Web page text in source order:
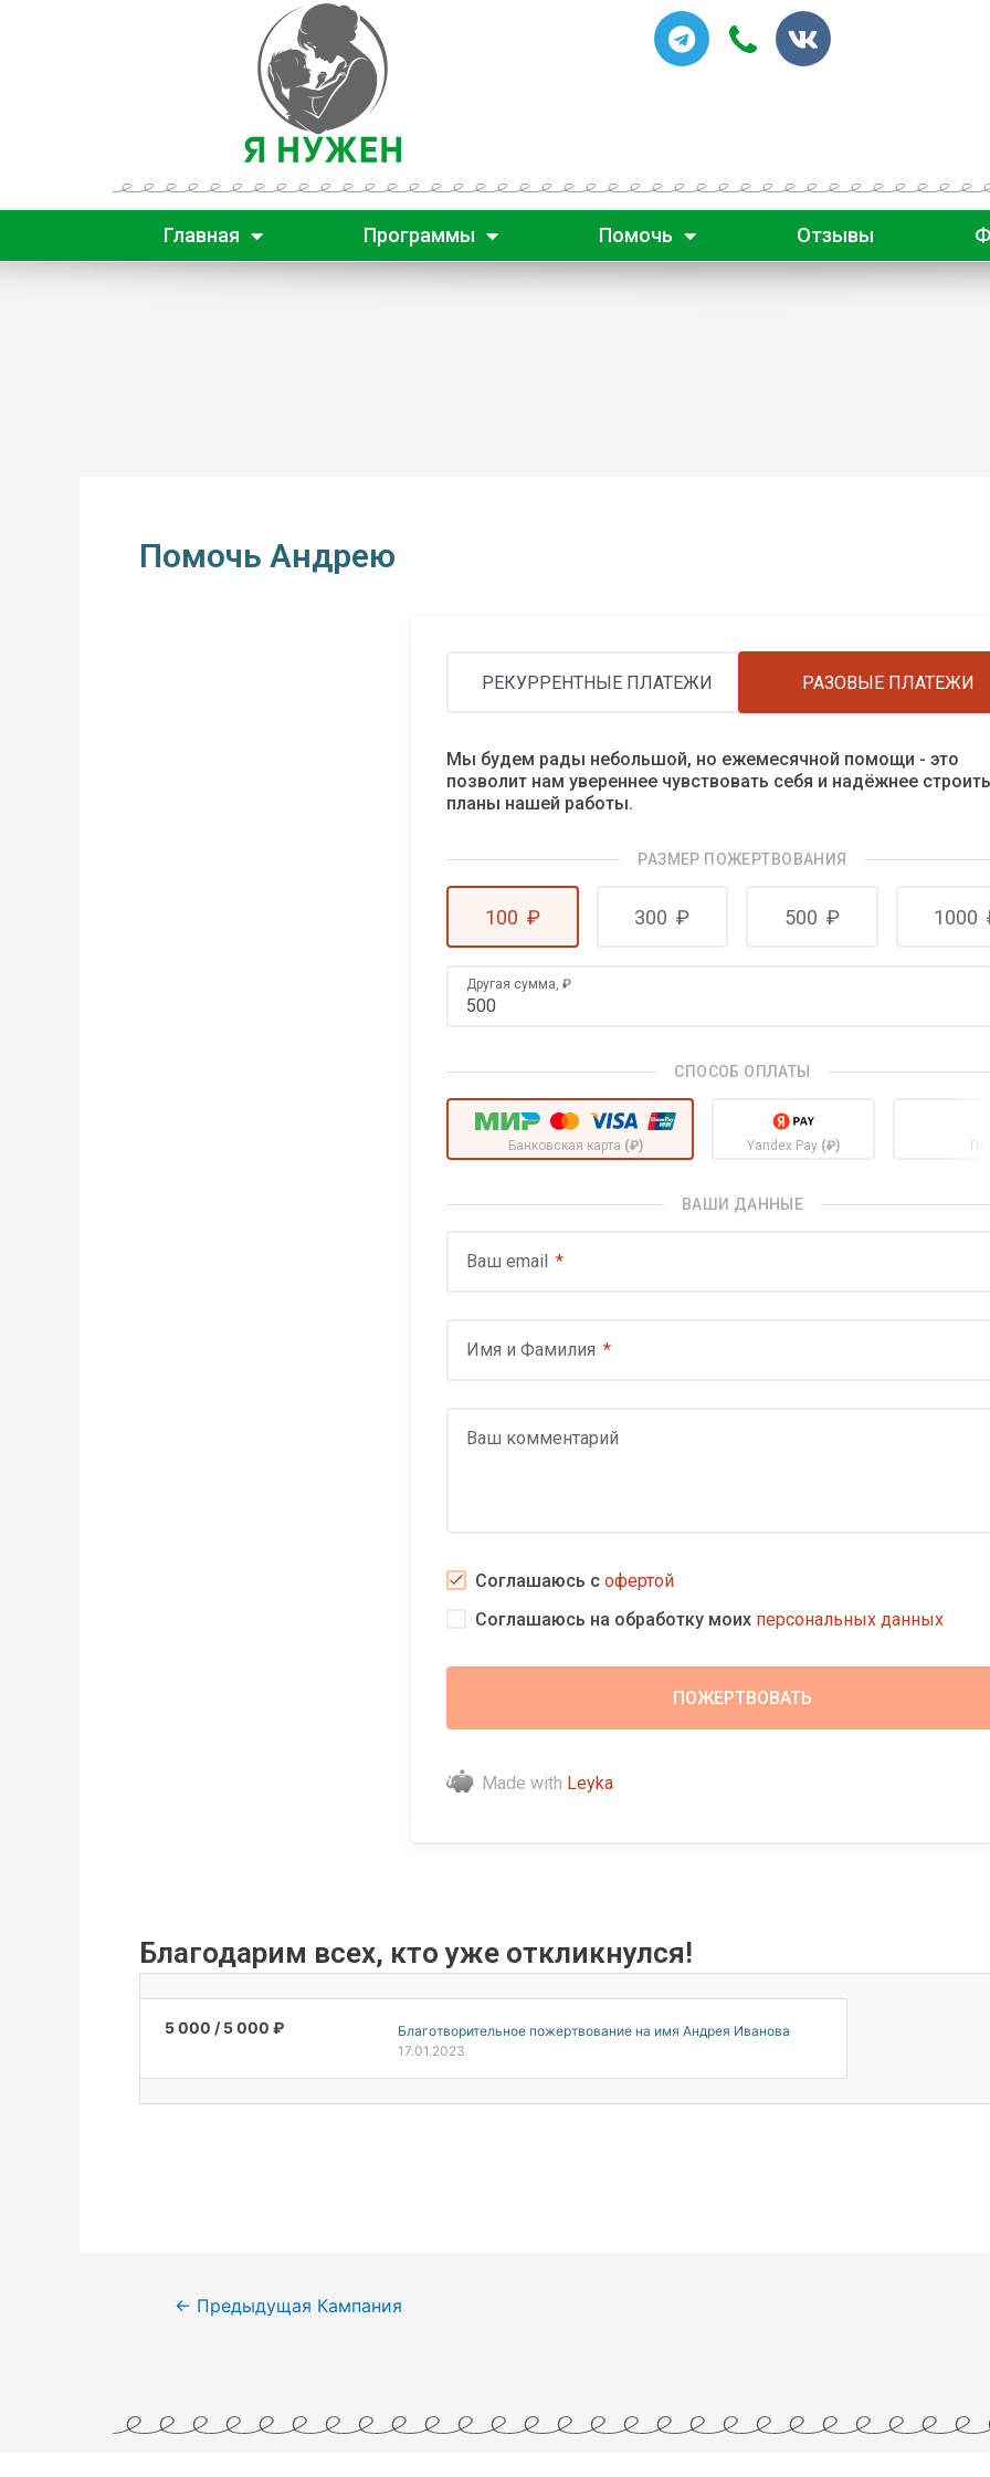
Главная Программы Помочь Отзывы
Помочь Андрею
РЕКУРРЕНТНЫЕ ПЛАТЕЖИ РАЗОВЫЕ ПЛАТЕЖИ
Мы будем рады небольшой, но ежемесячной помощи - это
позволит нам увереннее чувствовать себя и надёжнее строить
планы нашей работы.
РАЗМЕР ПОЖЕРТВОВАНИЯ
100 ₽ 300 ₽ 500 ₽ 1000
Другая сумма, ₽
СПОСОБ ОПЛАТЫ
Банковская карта (₽) Yandex Pay (₽)
ВАШИ ДАННЫЕ
Ваш email
Имя и Фамилия
Ваш комментарий
Соглашаюсь с офертой
Соглашаюсь на обработку моих персональных данных
Made with Leyka
Благодарим всех, кто уже откликнулся!
5 000 / 5 000 ₽
Благотворительное пожертвование на имя Андрея Иванова
17.01.2023
← Предыдущая Кампания